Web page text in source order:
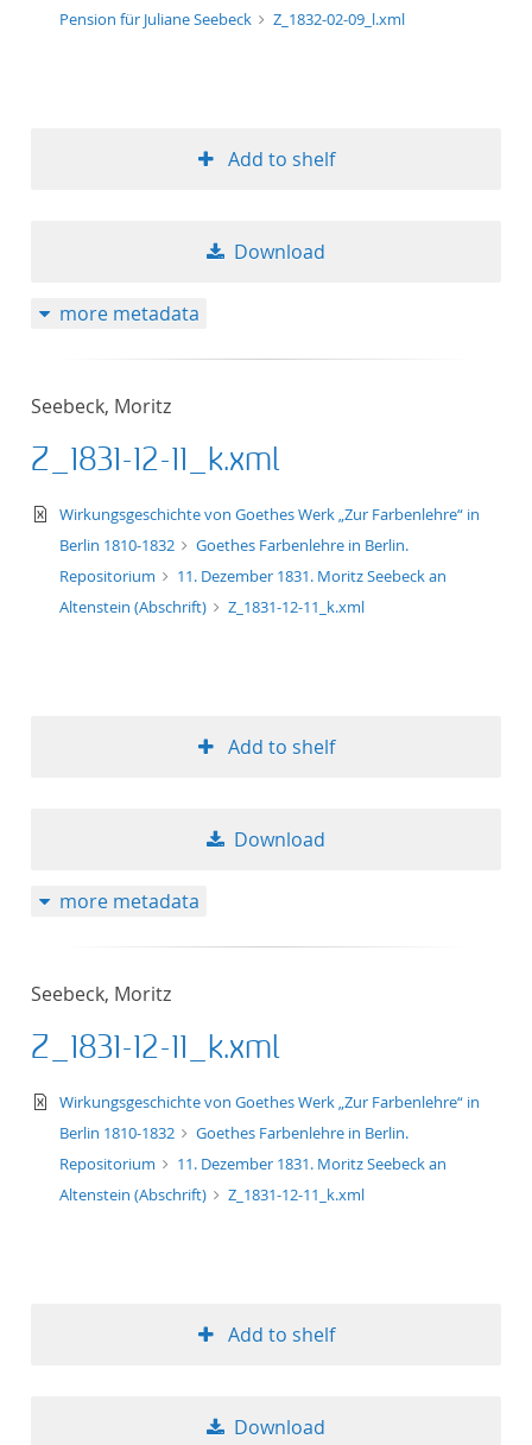
Pension für Juliane Seebeck
Z_1832-02-09_l.xml
Add to shelf
Download
more metadata
Seebeck, Moritz
Z_1831-12-11_k.xml
text/xml
Wirkungsgeschichte von Goethes Werk „Zur Farbenlehre“ in
Berlin 1810-1832
Goethes Farbenlehre in Berlin.
Repositorium
11. Dezember 1831. Moritz Seebeck an
Altenstein (Abschrift)
Z_1831-12-11_k.xml
Add to shelf
Download
more metadata
Seebeck, Moritz
Z_1831-12-11_k.xml
text/xml
Wirkungsgeschichte von Goethes Werk „Zur Farbenlehre“ in
Berlin 1810-1832
Goethes Farbenlehre in Berlin.
Repositorium
11. Dezember 1831. Moritz Seebeck an
Altenstein (Abschrift)
Z_1831-12-11_k.xml
Add to shelf
Download